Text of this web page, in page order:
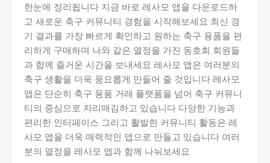
한눈에 정리됩니다 지금 바로 레사모 앱을 다운로드하
고 새로운 축구 커뮤니티 경험을 시작해보세요 최신 경
기 결과를 가장 빠르게 확인하고 원하는 축구 용품을 편
리하게 구매하며 나와 같은 열정을 가진 동호회 회원들
과 함께 즐거운 시간을 보내세요 레사모 앱은 여러분의
축구 생활을 더욱 풍요롭게 만들어 줄 것입니다 레사모
앱은 단순히 축구 용품 거래 플랫폼을 넘어 축구 커뮤니
티의 중심으로 자리매김하고 있습니다 다양한 기능과
편리한 인터페이스 그리고 활발한 커뮤니티 활동은 레
사모 앱을 더욱 매력적인 앱으로 만들고 있습니다 여러
분의 열정을 레사모 앱과 함께 나눠보세요